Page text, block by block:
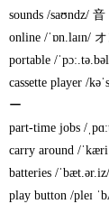
sounds /saʊndz/
online /ˈɒn.laɪn/
portable /
cassette player /
ー
part-time jobs /
carry around /
batteries /
play button /pleɪ